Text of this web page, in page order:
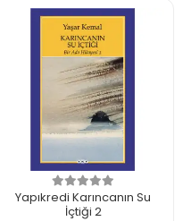
Yapıkredi Karıncanın Su
İçtiği 2